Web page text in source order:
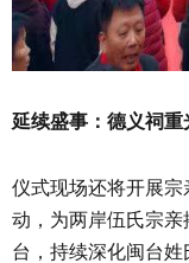
延续盛事：德义祠
仪式现场还将开展
动，为两岸伍氏宗
台，持续深化闽台